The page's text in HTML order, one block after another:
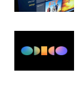
Video
Richard